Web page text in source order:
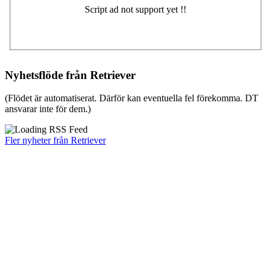
Nyhetsflöde från Retriever
(Flödet är automatiserat. Därför kan eventuella fel förekomma. DT
ansvarar inte för dem.)
Fler nyheter från Retriever